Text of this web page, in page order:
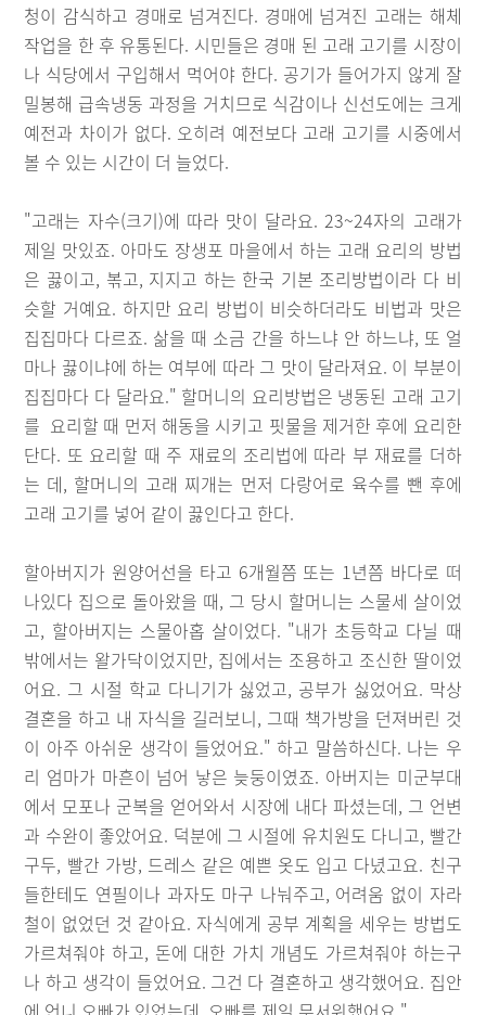
청이 감식하고 경매로 넘겨진다. 경매에 넘겨진 고래는 해체
작업을 한 후 유통된다. 시민들은 경매 된 고래 고기를 시장이
나 식당에서 구입해서 먹어야 한다. 공기가 들어가지 않게 잘
밀봉해 급속냉동 과정을 거치므로 식감이나 신선도에는 크게
예전과 차이가 없다. 오히려 예전보다 고래 고기를 시중에서
볼 수 있는 시간이 더 늘었다.
"고래는 자수(크기)에 따라 맛이 달라요. 23~24자의 고래가
제일 맛있죠. 아마도 장생포 마을에서 하는 고래 요리의 방법
은 끓이고, 볶고, 지지고 하는 한국 기본 조리방법이라 다 비
슷할 거예요. 하지만 요리 방법이 비슷하더라도 비법과 맛은
집집마다 다르죠. 삶을 때 소금 간을 하느냐 안 하느냐, 또 얼
마나 끓이냐에 하는 여부에 따라 그 맛이 달라져요. 이 부분이
집집마다 다 달라요." 할머니의 요리방법은 냉동된 고래 고기
를 요리할 때 먼저 해동을 시키고 핏물을 제거한 후에 요리한
단다. 또 요리할 때 주 재료의 조리법에 따라 부 재료를 더하
는 데, 할머니의 고래 찌개는 먼저 다랑어로 육수를 뺀 후에
고래 고기를 넣어 같이 끓인다고 한다.
할아버지가 원양어선을 타고 6개월쯤 또는 1년쯤 바다로 떠
나있다 집으로 돌아왔을 때, 그 당시 할머니는 스물세 살이었
고, 할아버지는 스물아홉 살이었다. "내가 초등학교 다닐 때
밖에서는 왈가닥이었지만, 집에서는 조용하고 조신한 딸이었
어요. 그 시절 학교 다니기가 싫었고, 공부가 싫었어요. 막상
결혼을 하고 내 자식을 길러보니, 그때 책가방을 던져버린 것
이 아주 아쉬운 생각이 들었어요." 하고 말씀하신다. 나는 우
리 엄마가 마흔이 넘어 낳은 늦둥이였죠. 아버지는 미군부대
에서 모포나 군복을 얻어와서 시장에 내다 파셨는데, 그 언변
과 수완이 좋았어요. 덕분에 그 시절에 유치원도 다니고, 빨간
구두, 빨간 가방, 드레스 같은 예쁜 옷도 입고 다녔고요. 친구
들한테도 연필이나 과자도 마구 나눠주고, 어려움 없이 자라
철이 없었던 것 같아요. 자식에게 공부 계획을 세우는 방법도
가르쳐줘야 하고, 돈에 대한 가치 개념도 가르쳐줘야 하는구
나 하고 생각이 들었어요. 그건 다 결혼하고 생각했어요. 집안